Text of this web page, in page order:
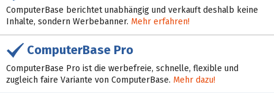
ComputerBase berichtet unabhängig und verkauft deshalb keine
Inhalte, sondern Werbebanner. Mehr erfahren!
ComputerBase Pro
ComputerBase Pro ist die werbefreie, schnelle, flexible und
zugleich faire Variante von ComputerBase. Mehr dazu!